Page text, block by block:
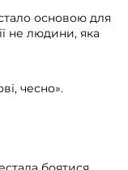
основою для
не людини, яка
чесно».